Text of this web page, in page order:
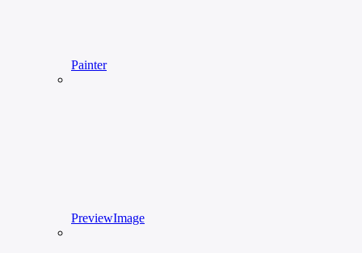
Painter
PreviewImage